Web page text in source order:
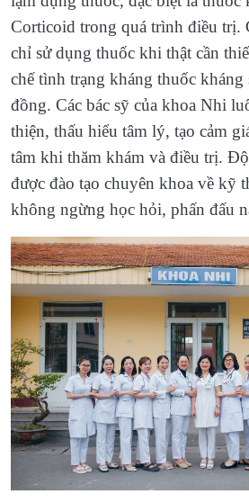
Corticoid trong quá trình điều trị.
chỉ sử dụng thuốc khi thật cần
chế tình trạng kháng thuốc
đồng. Các bác sỹ của khoa Nhi
thiện, thấu hiểu tâm lý, tạo cảm
tâm khi thăm khám và điều trị.
được đào tạo chuyên khoa về kỹ
không ngừng học hỏi, phấn đấu